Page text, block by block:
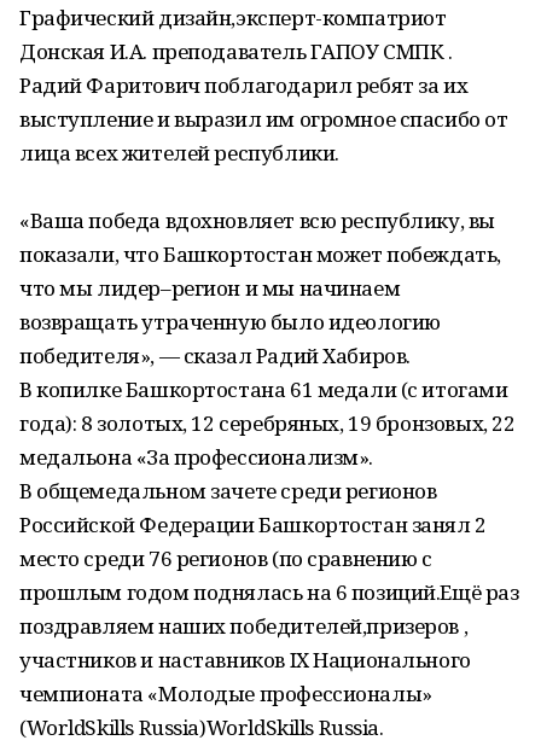
Графический дизайн,эксперт-компатриот
Донская И.А. преподаватель ГАПОУ СМПК .
Радий Фаритович поблагодарил ребят за их
выступление и выразил им огромное спасибо от
лица всех жителей республики.
«Ваша победа вдохновляет всю республику, вы
показали, что Башкортостан может побеждать,
что мы лидер–регион и мы начинаем
возвращать утраченную было идеологию
победителя», — сказал Радий Хабиров.
В копилке Башкортостана 61 медали (с итогами
года): 8 золотых, 12 серебряных, 19 бронзовых, 22
медальона «За профессионализм».
В общемедальном зачете среди регионов
Российской Федерации Башкортостан занял 2
место среди 76 регионов (по сравнению с
прошлым годом поднялась на 6 позиций.Ещё раз
поздравляем наших победителей,призеров ,
участников и наставников IX Национального
чемпионата «Молодые профессионалы»
(WorldSkills Russia)WorldSkills Russia.